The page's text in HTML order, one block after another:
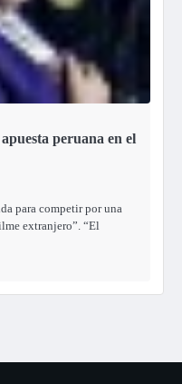
peruana en el
para competir por una
extranjero”. “El